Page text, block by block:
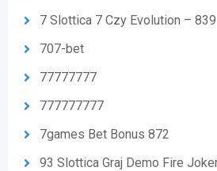
7 Slottica 7 Czy Evolution – 839
707-bet
77777777
777777777
7games Bet Bonus 872
93 Slottica Graj Demo Fire